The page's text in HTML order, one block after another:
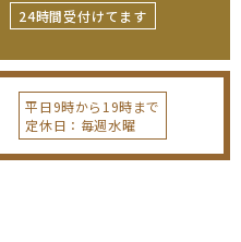
24時間受付けてます
平日9時から19時まで
定休日：毎週水曜